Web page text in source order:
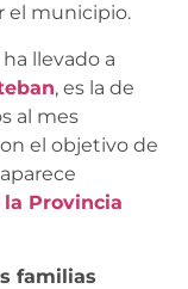
el municipio.
llevado a
, es la de
al mes
el objetivo de
Provincia
familias